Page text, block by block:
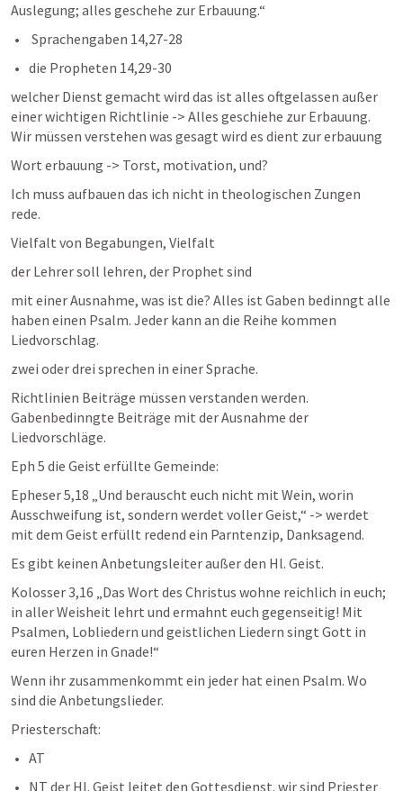
Auslegung; alles geschehe zur Erbauung.“
Sprachengaben 14,27-28
die Propheten 14,29-30
welcher Dienst gemacht wird das ist alles oftgelassen außer
einer wichtigen Richtlinie -> Alles geschiehe zur Erbauung.
Wir müssen verstehen was gesagt wird es dient zur erbauung
Wort erbauung -> Torst, motivation, und?
Ich muss aufbauen das ich nicht in theologischen Zungen
rede.
Vielfalt von Begabungen, Vielfalt
der Lehrer soll lehren, der Prophet sind
mit einer Ausnahme, was ist die? Alles ist Gaben bedinngt alle
haben einen Psalm. Jeder kann an die Reihe kommen
Liedvorschlag.
zwei oder drei sprechen in einer Sprache.
Richtlinien Beiträge müssen verstanden werden.
Gabenbedinngte Beiträge mit der Ausnahme der
Liedvorschläge.
Eph 5 die Geist erfüllte Gemeinde:
Epheser 5,18 „Und berauscht euch nicht mit Wein, worin
Ausschweifung ist, sondern werdet voller Geist,“ -> werdet
mit dem Geist erfüllt redend ein Parntenzip, Danksagend.
Es gibt keinen Anbetungsleiter außer den Hl. Geist.
Kolosser 3,16 „Das Wort des Christus wohne reichlich in euch;
in aller Weisheit lehrt und ermahnt euch gegenseitig! Mit
Psalmen, Lobliedern und geistlichen Liedern singt Gott in
euren Herzen in Gnade!“
Wenn ihr zusammenkommt ein jeder hat einen Psalm. Wo
sind die Anbetungslieder.
Priesterschaft:
AT
NT der Hl. Geist leitet den Gottesdienst. wir sind Priester